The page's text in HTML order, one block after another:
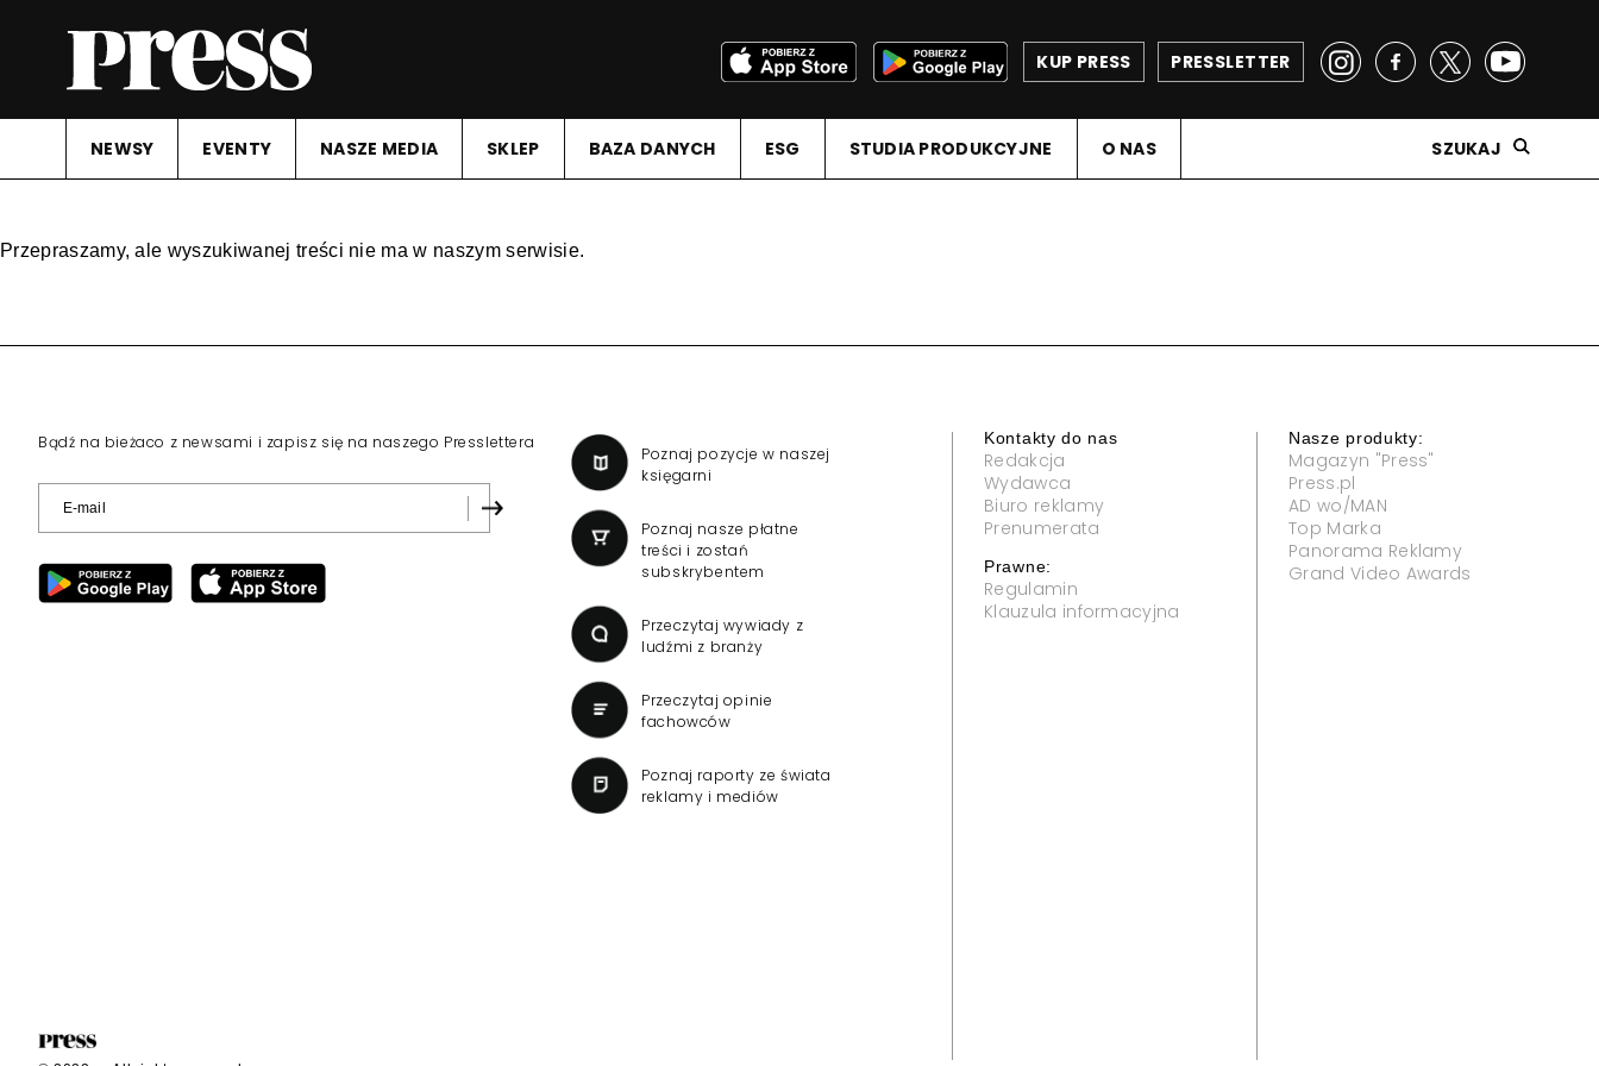
PRESSLETTER
KUP PRESS
NEWSY EVENTY NASZE MEDIA SKLEP BAZA DANYCH ESG STUDIA PRODUKCYJNE O NAS SZUKAJ
Przepraszamy, ale wyszukiwanej treści nie ma w naszym serwisie.
Bądź na bieżaco z newsami i zapisz się na naszego Presslettera
Poznaj pozycje w naszej
księgarni
Poznaj nasze płatne
treści i zostań
subskrybentem
Przeczytaj wywiady z
ludźmi z branży
Przeczytaj opinie
fachowców
Poznaj raporty ze świata
reklamy i mediów
Kontakty do nas
Redakcja
Wydawca
Biuro reklamy
Prenumerata
Prawne:
Regulamin
Klauzula informacyjna
Nasze produkty:
Magazyn "Press"
Press.pl
AD wo/MAN
Top Marka
Panorama Reklamy
Grand Video Awards